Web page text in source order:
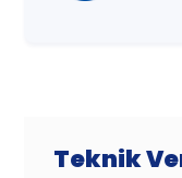
Teknik